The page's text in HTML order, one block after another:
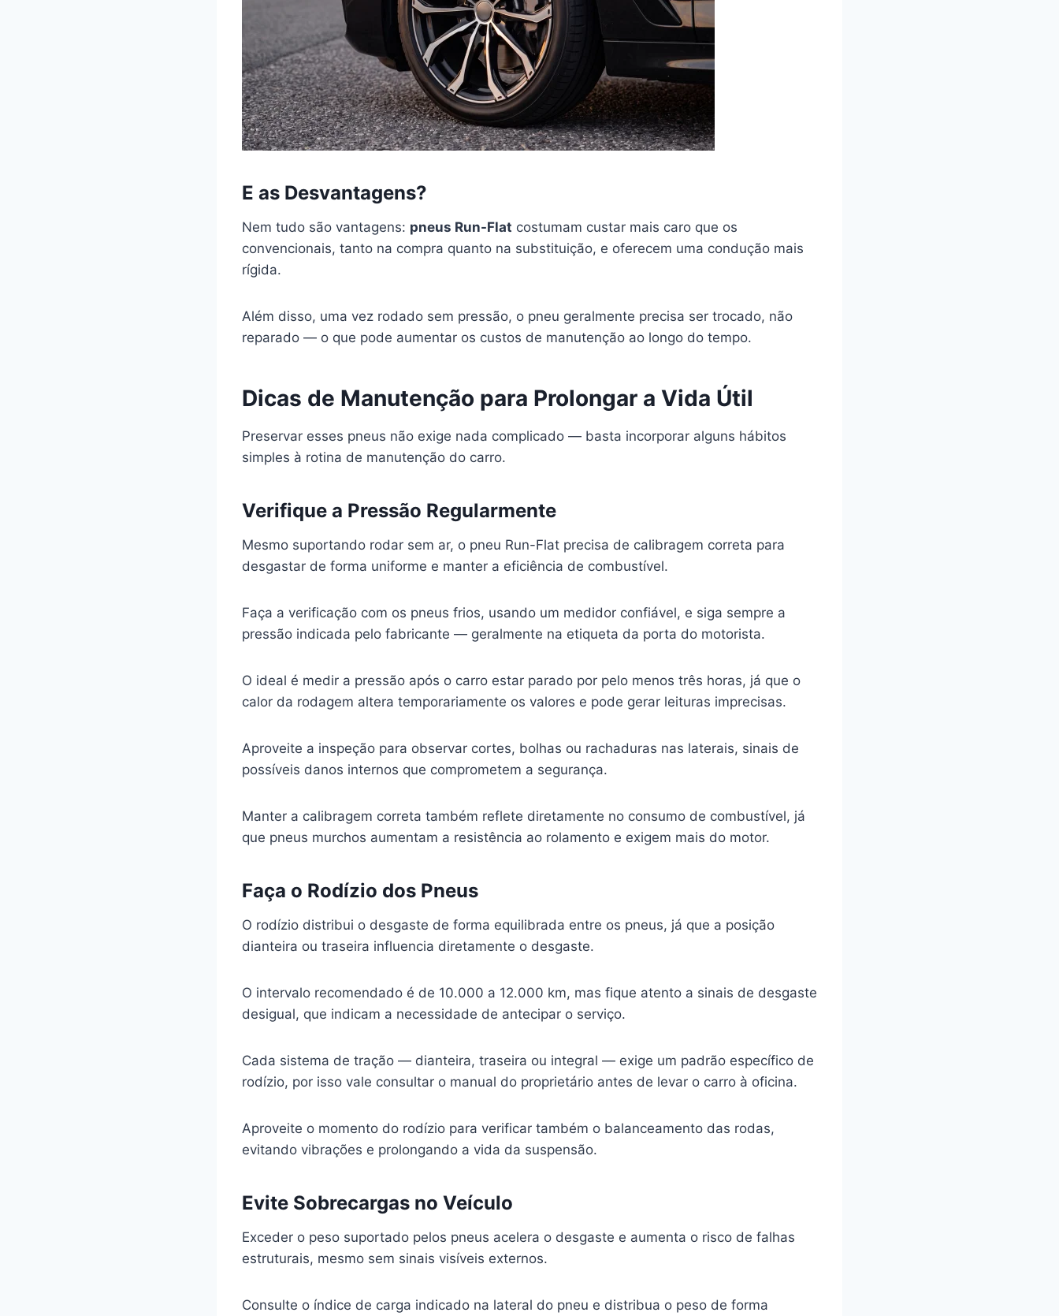
E as Desvantagens?
Nem tudo são vantagens: pneus Run-Flat costumam custar mais caro que os
convencionais, tanto na compra quanto na substituição, e oferecem uma condução mais
rígida.
Além disso, uma vez rodado sem pressão, o pneu geralmente precisa ser trocado, não
reparado — o que pode aumentar os custos de manutenção ao longo do tempo.
Dicas de Manutenção para Prolongar a Vida Útil
Preservar esses pneus não exige nada complicado — basta incorporar alguns hábitos
simples à rotina de manutenção do carro.
Verifique a Pressão Regularmente
Mesmo suportando rodar sem ar, o pneu Run-Flat precisa de calibragem correta para
desgastar de forma uniforme e manter a eficiência de combustível.
Faça a verificação com os pneus frios, usando um medidor confiável, e siga sempre a
pressão indicada pelo fabricante — geralmente na etiqueta da porta do motorista.
O ideal é medir a pressão após o carro estar parado por pelo menos três horas, já que o
calor da rodagem altera temporariamente os valores e pode gerar leituras imprecisas.
Aproveite a inspeção para observar cortes, bolhas ou rachaduras nas laterais, sinais de
possíveis danos internos que comprometem a segurança.
Manter a calibragem correta também reflete diretamente no consumo de combustível, já
que pneus murchos aumentam a resistência ao rolamento e exigem mais do motor.
Faça o Rodízio dos Pneus
O rodízio distribui o desgaste de forma equilibrada entre os pneus, já que a posição
dianteira ou traseira influencia diretamente o desgaste.
O intervalo recomendado é de 10.000 a 12.000 km, mas fique atento a sinais de desgaste
desigual, que indicam a necessidade de antecipar o serviço.
Cada sistema de tração — dianteira, traseira ou integral — exige um padrão específico de
rodízio, por isso vale consultar o manual do proprietário antes de levar o carro à oficina.
Aproveite o momento do rodízio para verificar também o balanceamento das rodas,
evitando vibrações e prolongando a vida da suspensão.
Evite Sobrecargas no Veículo
Exceder o peso suportado pelos pneus acelera o desgaste e aumenta o risco de falhas
estruturais, mesmo sem sinais visíveis externos.
Consulte o índice de carga indicado na lateral do pneu e distribua o peso de forma